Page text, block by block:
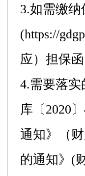
3.如需缴
(https://
应）担保
4.需要落
库〔2020
通知》（
的通知》(